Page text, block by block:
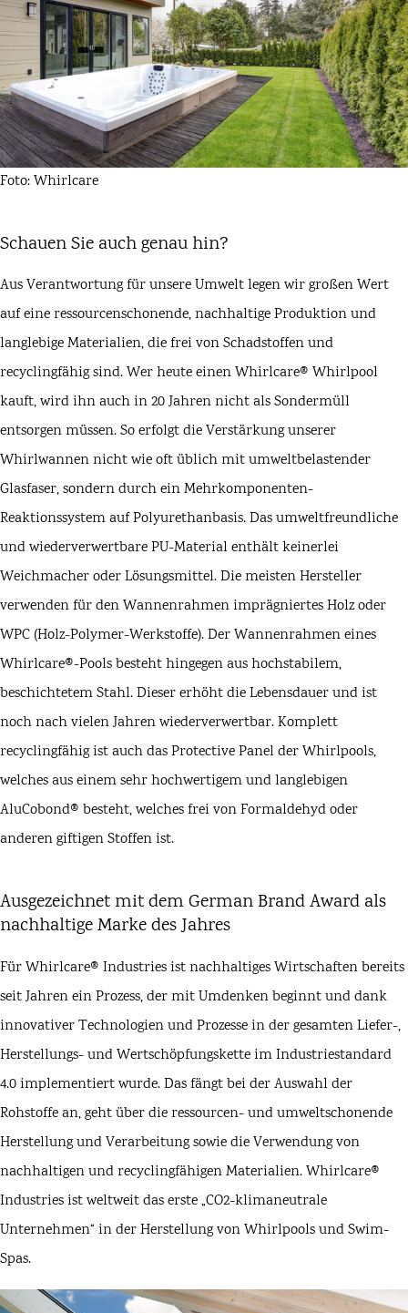
Foto: Whirlcare
Schauen Sie auch genau hin?
Aus Verantwortung für unsere Umwelt legen wir großen Wert
auf eine ressourcenschonende, nachhaltige Produktion und
langlebige Materialien, die frei von Schadstoffen und
recyclingfähig sind. Wer heute einen Whirlcare® Whirlpool
kauft, wird ihn auch in 20 Jahren nicht als Sondermüll
entsorgen müssen. So erfolgt die Verstärkung unserer
Whirlwannen nicht wie oft üblich mit umweltbelastender
Glasfaser, sondern durch ein Mehrkomponenten-
Reaktionssystem auf Polyurethanbasis. Das umweltfreundliche
und wiederverwertbare PU-Material enthält keinerlei
Weichmacher oder Lösungsmittel. Die meisten Hersteller
verwenden für den Wannenrahmen imprägniertes Holz oder
WPC (Holz-Polymer-Werkstoffe). Der Wannenrahmen eines
Whirlcare®-Pools besteht hingegen aus hochstabilem,
beschichtetem Stahl. Dieser erhöht die Lebensdauer und ist
noch nach vielen Jahren wiederverwertbar. Komplett
recyclingfähig ist auch das Protective Panel der Whirlpools,
welches aus einem sehr hochwertigem und langlebigen
AluCobond® besteht, welches frei von Formaldehyd oder
anderen giftigen Stoffen ist.
Ausgezeichnet mit dem German Brand Award als
nachhaltige Marke des Jahres
Für Whirlcare® Industries ist nachhaltiges Wirtschaften bereits
seit Jahren ein Prozess, der mit Umdenken beginnt und dank
innovativer Technologien und Prozesse in der gesamten Liefer-,
Herstellungs- und Wertschöpfungskette im Industriestandard
4.0 implementiert wurde. Das fängt bei der Auswahl der
Rohstoffe an, geht über die ressourcen- und umweltschonende
Herstellung und Verarbeitung sowie die Verwendung von
nachhaltigen und recyclingfähigen Materialien. Whirlcare®
Industries ist weltweit das erste „CO2-klimaneutrale
Unternehmen“ in der Herstellung von Whirlpools und Swim-
Spas.